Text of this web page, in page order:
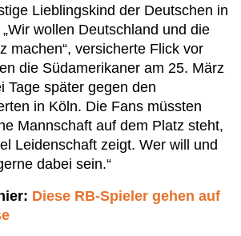
Lieblingskind der Deutschen in
wollen Deutschland und die
machen“, versicherte Flick vor
die Südamerikaner am 25. März
Tage später gegen den
in Köln. Die Fans müssten
Mannschaft auf dem Platz steht,
Leidenschaft zeigt. Wer will und
dabei sein.“
Diese RB-Spieler gehen auf